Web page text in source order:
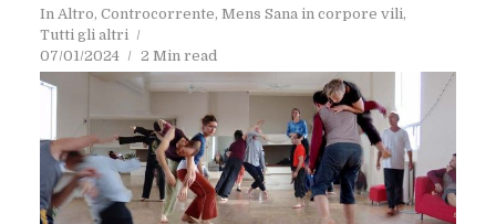
In Altro, Controcorrente, Mens Sana in corpore vili,
Tutti gli altri
07/01/2024
2 Min read